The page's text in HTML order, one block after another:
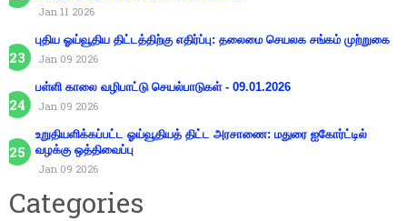
Jan 11 2026
புதிய ஓய்வூதிய திட்டத்திற்கு எதிர்ப்பு: தலைமை செயலக சங்கம் முற்றுகை
Jan 09 2026
பள்ளி காலை வழிபாட்டு செயல்பாடுகள் - 09.01.2026
Jan 09 2026
உறுதியளிக்கப்பட்ட ஓய்வூதியத் திட்ட அரசாணை: மதுரை ஐகோர்ட்டில்
வழக்கு ஒத்திவைப்பு
Jan 09 2026
Categories